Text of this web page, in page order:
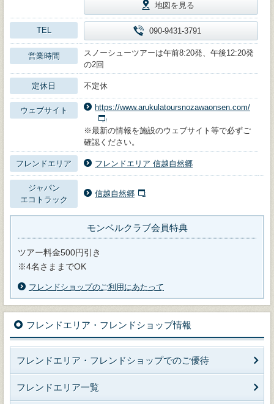
地図を見る
TEL 090-9431-3791
営業時間
スノーシューツアーは午前8:20発、午後12:20発
の2回
定休日 不定休
ウェブサイト https://www.arukulatoursnozawaonsen.com/
※最新の情報を施設のウェブサイト等で必ずご
確認ください。
フレンドエリア フレンドエリア 信越自然郷
ジャパン
エコトラック
信越自然郷
モンベルクラブ会員特典
ツアー料金500円引き
※4名さままでOK
フレンドショップのご利用にあたって
フレンドエリア・フレンドショップ情報
フレンドエリア・フレンドショップでのご優待
フレンドエリア一覧